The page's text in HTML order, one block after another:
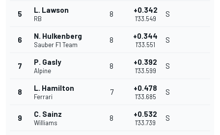
5 L. Lawson
RB
8 +0.342
1'33.549
S
6 N. Hulkenberg
Sauber F1 Team
8 +0.344
1'33.551
S
7 P. Gasly
Alpine
8 +0.392
1'33.599
S
8 L. Hamilton
Ferrari
7 +0.478
1'33.685
S
9 C. Sainz
Williams
8 +0.532
1'33.739
S